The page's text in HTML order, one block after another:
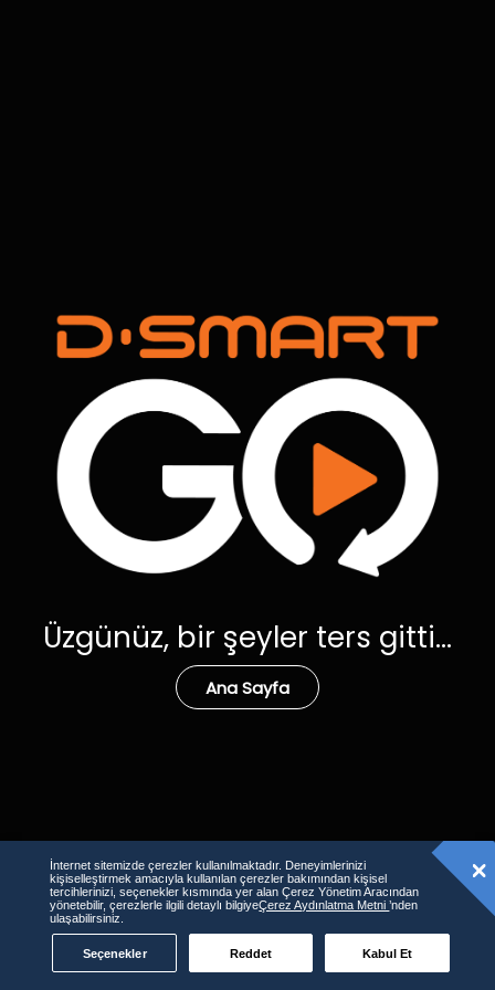
Üzgünüz, bir şeyler ters gitti...
Ana Sayfa
İnternet sitemizde çerezler kullanılmaktadır. Deneyimlerinizi
kişiselleştirmek amacıyla kullanılan çerezler bakımından kişisel
tercihlerinizi, seçenekler kısmında yer alan Çerez Yönetim Aracından
yönetebilir, çerezlerle ilgili detaylı bilgiyeÇerez Aydınlatma Metni’nden
ulaşabilirsiniz.
Seçenekler Reddet Kabul Et